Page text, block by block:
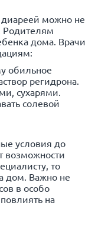
можно не
Родителям
дома. Врачи
обильное
регидрона.
сухарями.
солевой
условия до
возможности
то
дом. Важно не
в особо
на